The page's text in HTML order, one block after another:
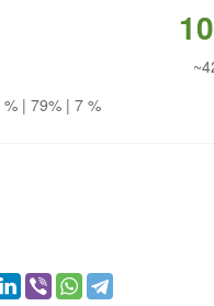
| 79% | 7 %